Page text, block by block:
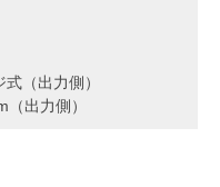
（出力側）
（出力側）